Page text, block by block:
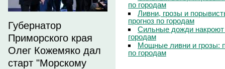
Губернатор
Приморского края
Олег Кожемяко дал
старт "Морскому
по городам
Ливни, грозы и
прогноз по городам
Сильные дожди
городам
Мощные ливни и грозы:
по городам